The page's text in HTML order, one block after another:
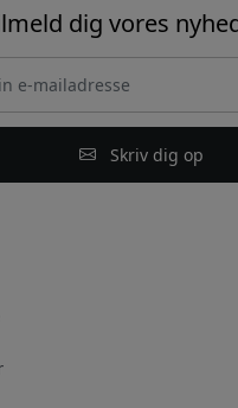
dig vores
Skriv dig op